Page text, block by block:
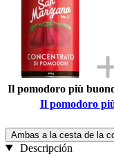
Il pomodoro più
Il pomodoro
Ambas a la cesta de la
Descripción